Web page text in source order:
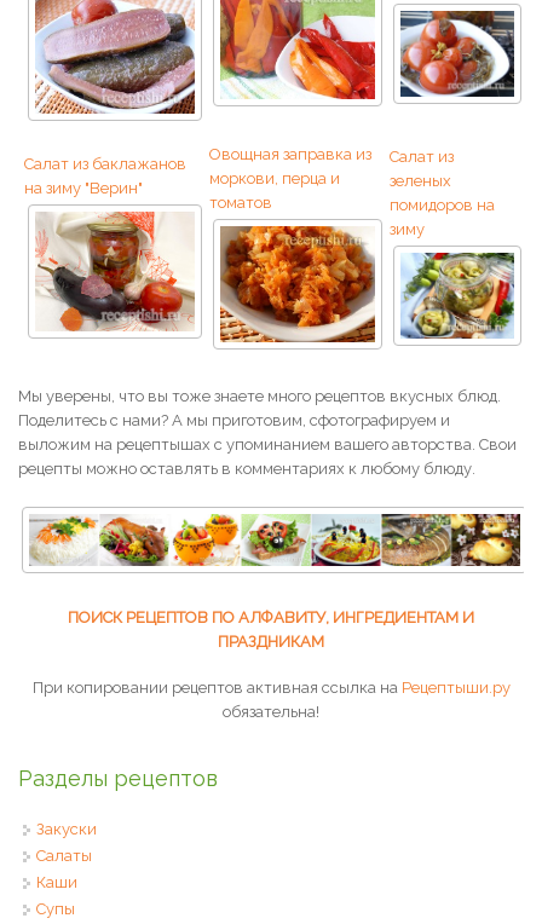
Салат из баклажанов
на зиму "Верин"
Овощная заправка из
моркови, перца и
томатов
Салат из
зеленых
помидоров на
зиму
Мы уверены, что вы тоже знаете много рецептов вкусных блюд.
Поделитесь с нами? А мы приготовим, сфотографируем и
выложим на рецептышах с упоминанием вашего авторства. Свои
рецепты можно оставлять в комментариях к любому блюду.
ПОИСК РЕЦЕПТОВ ПО АЛФАВИТУ, ИНГРЕДИЕНТАМ И
ПРАЗДНИКАМ
При копировании рецептов активная ссылка на Рецептыши.ру
обязательна!
Разделы рецептов
Закуски
Салаты
Каши
Супы